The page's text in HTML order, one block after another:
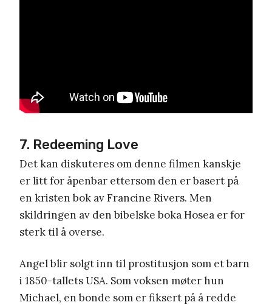
7. Redeeming Love
Det kan diskuteres om denne filmen kanskje
er litt for åpenbar ettersom den er basert på
en kristen bok av Francine Rivers. Men
skildringen av den bibelske boka Hosea er for
sterk til å overse.
Angel blir solgt inn til prostitusjon som et barn
i 1850-tallets USA. Som voksen møter hun
Michael, en bonde som er fiksert på å redde